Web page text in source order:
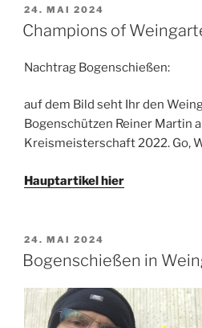
VERÖFFENTLICHT
AM
24. MAI 2024
Champions of
Nachtrag Bogenschießen:
auf dem Bild seht Ihr den
Bogenschützen Reiner Martin
Kreismeisterschaft 2022. Go,
Hauptartikel hier
VERÖFFENTLICHT
AM
24. MAI 2024
Bogenschießen in